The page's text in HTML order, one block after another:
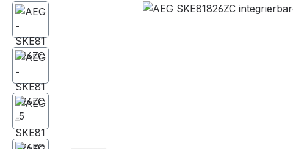
Skip image gallery